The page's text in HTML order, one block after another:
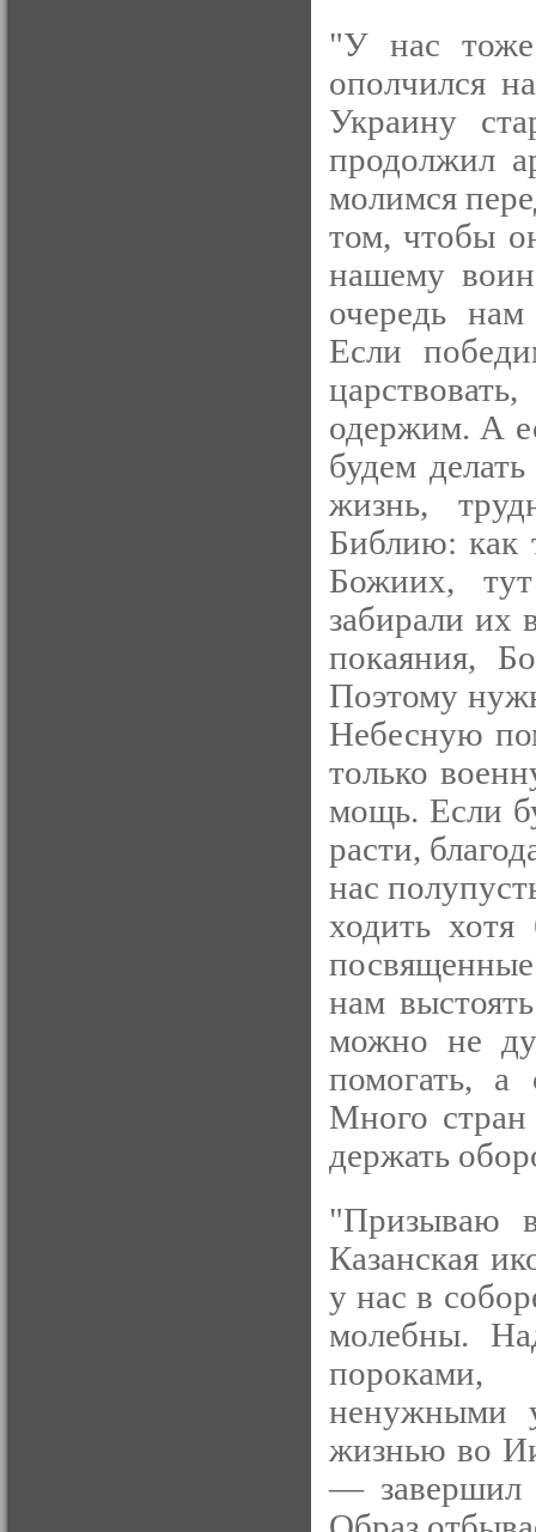
"У нас тоже
ополчился
Украину
продолжил
молимся
том, чтобы
нашему
очередь
Если
одержим. А
будем
жизнь,
Библию: как
Божиих,
забирали их
покаяния,
Поэтому
Небесную
только
мощь. Если
расти,
нас
ходить
нам
можно не
помогать, а
Много
держать
"Призываю
Казанская
у нас в
молебны.
пороками,
ненужными
жизнью во
— завершил